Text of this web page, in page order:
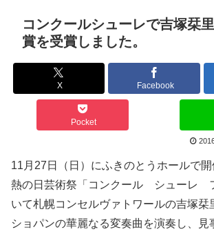
コンクールシューレで吉塚栞
賞を受賞しました。
X Facebook
Pocket
11月27日（日）にふきのとうホールで
熱の日芸術祭「コンクール シューレ
いて札幌コンセルヴァトワールの吉塚栞
ショパンの華麗なる変奏曲を演奏し、見